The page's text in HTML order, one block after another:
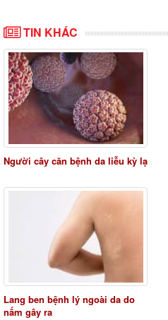
TIN KHÁC
Người cây căn bệnh da liễu kỳ lạ
Lang ben bệnh lý ngoài da do
nấm gây ra